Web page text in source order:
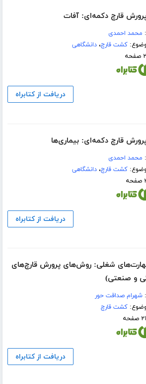
قارچ دکمه‌ای: آفات
محمد احمدی
کشت قارچ،دانشگاهی
دریافت از کتابراه
قارچ دکمه‌ای: بیماری‌ها
محمد احمدی
کشت قارچ،دانشگاهی
دریافت از کتابراه
شغلی: روش‌های پرورش قارچ‌های
و صنعتی‌)
شهرام صداقت حور
کشت قارچ
دریافت از کتابراه